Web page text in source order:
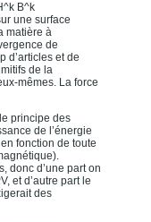
B^k
une surface
matière à
de
d’articles et de
de la
mêmes. La force
principe des
de l’énergie
fonction de toute
donc d’une part on
et d’autre part le
des